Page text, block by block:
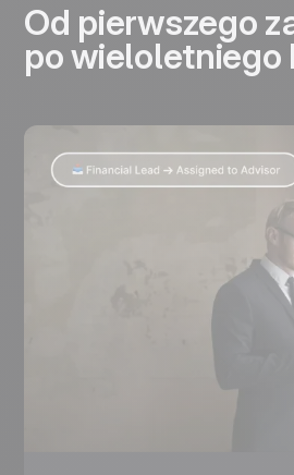
Od pierwszego
po wieloletniego